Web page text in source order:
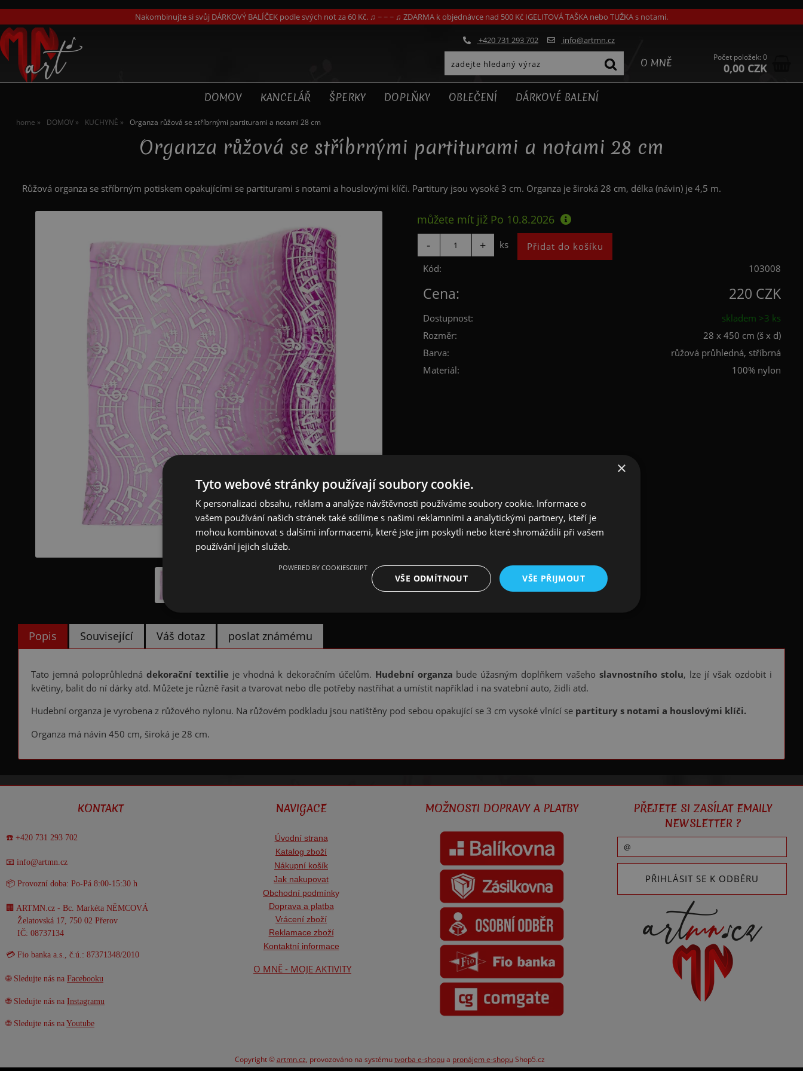
Nakombinujte si svůj DÁRKOVÝ BALÍČEK podle svých not za 60 Kč. ♫ ~ ~ ~ ♫ ZDARMA k objednávce nad 500 Kč IGELITOVÁ TAŠKA nebo TUŽKA s notami.
O MNĚ
+420 731 293 702 info@artmn.cz
Počet položek: 0
0,00 CZK
DOMOV KANCELÁŘ ŠPERKY DOPLŇKY OBLEČENÍ DÁRKOVÉ BALENÍ
home DOMOV KUCHYNĚ Organza růžová se stříbrnými partiturami a notami 28 cm
Organza růžová se stříbrnými partiturami a notami 28 cm
Růžová organza se stříbrným potiskem opakujícími se partiturami s notami a houslovými klíči. Partitury jsou vysoké 3 cm. Organza je široká 28 cm, délka (návin) je 4,5 m.
můžete mít již Po 10.8.2026
ks
Kód:
103008
Cena: 220 CZK
Dostupnost:
skladem >3 ks
Rozměr:
28 x 450 cm (š x d)
Barva:
růžová průhledná, stříbrná
Materiál:
100% nylon
Popis Související Váš dotaz poslat známému
Tato jemná poloprůhlednádekorační textilie je vhodná k dekoračním účelům. Hudební organza bude úžasným doplňkem vašehoslavnostního stolu, lze jí však ozdobit i
květiny, balit do ní dárky atd. Můžete je různě řasit a tvarovat nebo dle potřeby nastříhat a umístit například i na svatební auto, židli atd.
Hudební organza je vyrobena z růžového nylonu. Na růžovém podkladu jsou natištěny pod sebou opakující se 3 cm vysoké vlnící se partitury s notami a houslovými klíči.
Organza má návin 450 cm, široká je 28 cm.
KONTAKT
☎️ +420 731 293 702
📧 info@artmn.cz
📦 Provozní doba: Po-Pá 8:00-15:30 h
🏢 ARTMN.cz - Bc. Markéta NĚMCOVÁ
Želatovská 17, 750 02 Přerov
IČ: 08737134
💳 Fio banka a.s., č.ú.: 87371348/2010
🌐 Sledujte nás na Facebooku
🌐 Sledujte nás na Instagramu
🌐 Sledujte nás na Youtube
NAVIGACE
Úvodní strana
Katalog zboží
Nákupní košík
Jak nakupovat
Obchodní podmínky
Doprava a platba
Vrácení zboží
Reklamace zboží
Kontaktní informace
O MNĚ - MOJE AKTIVITY
MOŽNOSTI DOPRAVY A PLATBY
PŘEJETE SI ZASÍLAT EMAILY
NEWSLETTER ?
Copyright ©artmn.cz, provozováno na systémutvorba e-shopua pronájem e-shopuShop5.cz
×
Tyto webové stránky používají soubory cookie.
K personalizaci obsahu, reklam a analýze návštěvnosti používáme soubory cookie. Informace o
vašem používání našich stránek také sdílíme s našimi reklamními a analytickými partnery, kteří je
mohou kombinovat s dalšími informacemi, které jste jim poskytli nebo které shromáždili při vašem
používání jejich služeb.
VŠE PŘIJMOUT
VŠE ODMÍTNOUT
POWERED BY COOKIESCRIPT